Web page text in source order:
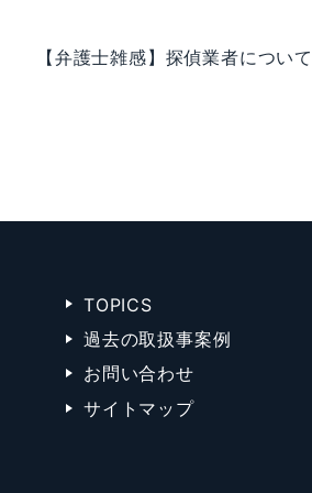
【弁護士雑感】探偵業者について
TOPICS
過去の取扱事案例
お問い合わせ
サイトマップ